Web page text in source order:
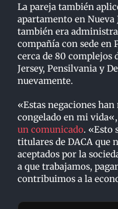
La pareja también
apartamento en
también era
compañía con sede en
cerca de 80 complejos
Jersey, Pensilvania y
nuevamente.
«Estas negaciones
congelado en mi vida«
un comunicado. «Esto
titulares de DACA que
aceptados por la
a que trabajamos,
contribuimos a la